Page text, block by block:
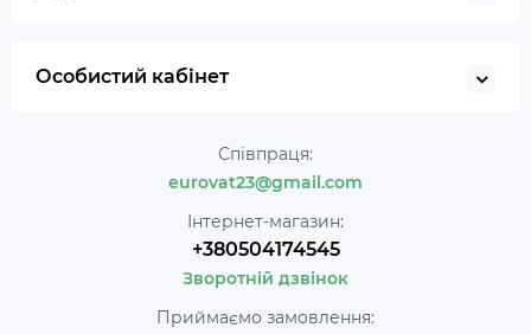
Особистий кабінет
Співпраця:
eurovat23@gmail.com
Інтернет-магазин:
+380504174545
Зворотній дзвінок
Приймаємо замовлення: